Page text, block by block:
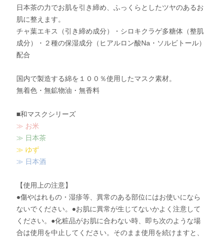
日本茶の力でお肌を引き締め、ふっくらとしたツヤのあるお
肌に整えます。
チャ葉エキス（引き締め成分）・シロキクラゲ多糖体（整肌
成分）・２種の保湿成分（ヒアルロン酸Na・ソルビトール）
配合
国内で製造する綿を１００％使用したマスク素材。
無着色・無鉱物油・無香料
■和マスクシリーズ
≫ お米
≫ 日本茶
≫ ゆず
≫ 日本酒
【使用上の注意】
●傷やはれもの・湿疹等、異常のある部位にはお使いになら
ないでください。●お肌に異常が生じてないかよく注意して
ください。●化粧品がお肌に合わない時、即ち次のような場
合は使用を中止してください。そのまま使用を続けますと、